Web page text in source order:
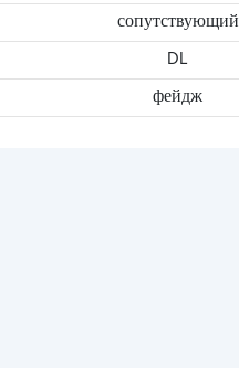
сопутствующий
DL
фейдж